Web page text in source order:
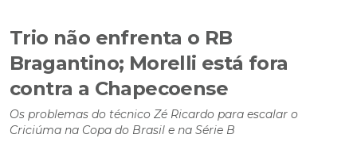
Trio não enfrenta o RB
Bragantino; Morelli está fora
contra a Chapecoense
Os problemas do técnico Zé Ricardo para escalar o
Criciúma na Copa do Brasil e na Série B